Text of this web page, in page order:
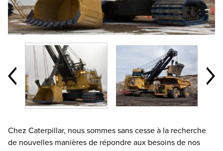
Chez Caterpillar, nous sommes sans cesse à la recherche
de nouvelles manières de répondre aux besoins de nos